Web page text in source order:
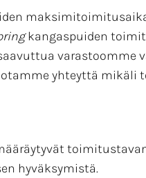
kangaspuiden
varastoomme
yhteyttä mikäli
hyväksymistä.